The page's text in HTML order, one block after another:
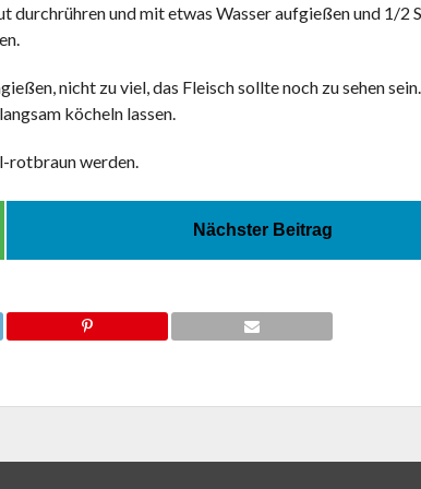
durchrühren und mit etwas Wasser aufgießen und 1/2
nicht zu viel, das Fleisch sollte noch zu sehen
köcheln lassen.
rotbraun werden.
Nächster Beitrag